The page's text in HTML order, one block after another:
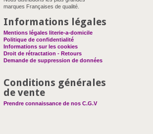
marques Françaises de qualité.
Informations légales
Mentions légales literie-a-domicile
Politique de confidentialité
Informations sur les cookies
Droit de rétractation - Retours
Demande de suppression de données
Conditions générales
de vente
Prendre connaissance de nos C.G.V